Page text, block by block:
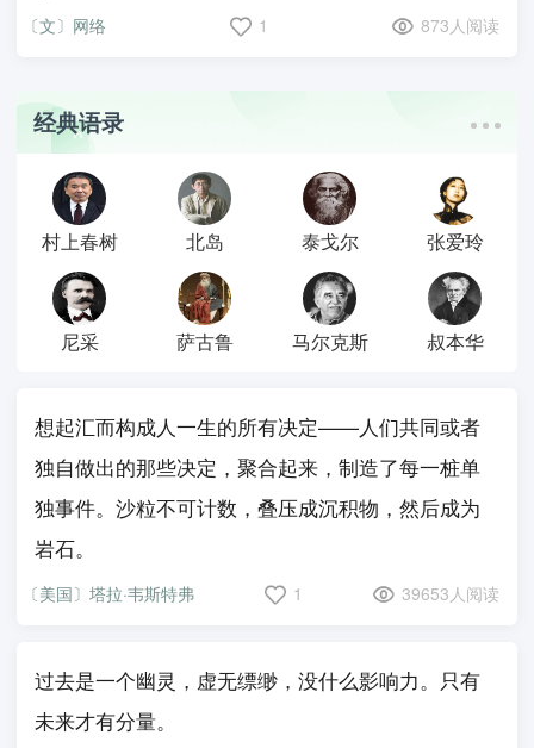
〔文〕网络 1 873人阅读
经典语录
村上春树 北岛 泰戈尔 张爱玲
尼采 萨古鲁 马尔克斯 叔本华
想起汇而构成人一生的所有决定——人们共同或者
独自做出的那些决定，聚合起来，制造了每一桩单
独事件。沙粒不可计数，叠压成沉积物，然后成为
岩石。
〔美国〕塔拉·韦斯特弗 1 39653人阅读
过去是一个幽灵，虚无缥缈，没什么影响力。只有
未来才有分量。